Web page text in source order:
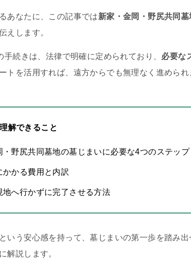
あなたに、この記事では新家・金岡・野尻共同
えします。
続きは、法律で明確に定められており、 必要な
トを活用すれば、遠方からでも無理なく進められ
解できること
・野尻共同墓地の墓じまいに必要な4つのステップ
かかる費用と内訳
地へ行かずに完了させる方法
いう安心感を持って、墓じまいの第一歩を踏み
解説します。